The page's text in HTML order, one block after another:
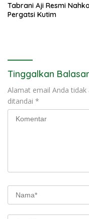
Tabrani Aji Resmi
Pergatsi Kutim
Tinggalkan
Alamat email Anda tidak
ditandai *